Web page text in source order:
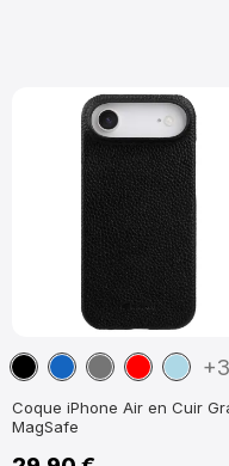
NoirBleuGrisRouge
Bleu+3
Coque iPhone Air en Cuir
MagSafe